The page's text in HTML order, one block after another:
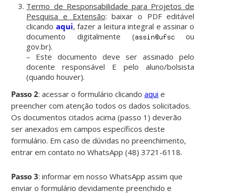
Termo de Responsabilidade para Projetos de
Pesquisa e Extensão: baixar o PDF editável
clicando aqui, fazer a leitura integral e assinar o
documento digitalmente (
ou
gov.br).
– Este documento deve ser assinado pelo
docente responsável E pelo aluno/bolsista
(quando houver).
Passo 2: acessar o formulário clicandoaqui e
preencher com atenção todos os dados solicitados.
Os documentos citados acima (passo 1) deverão
ser anexados em campos específicos deste
formulário. Em caso de dúvidas no preenchimento,
entrar em contato no WhatsApp (48) 3721-6118.
Passo 3: informar em nosso WhatsApp assim que
enviar o formulário devidamente preenchido e